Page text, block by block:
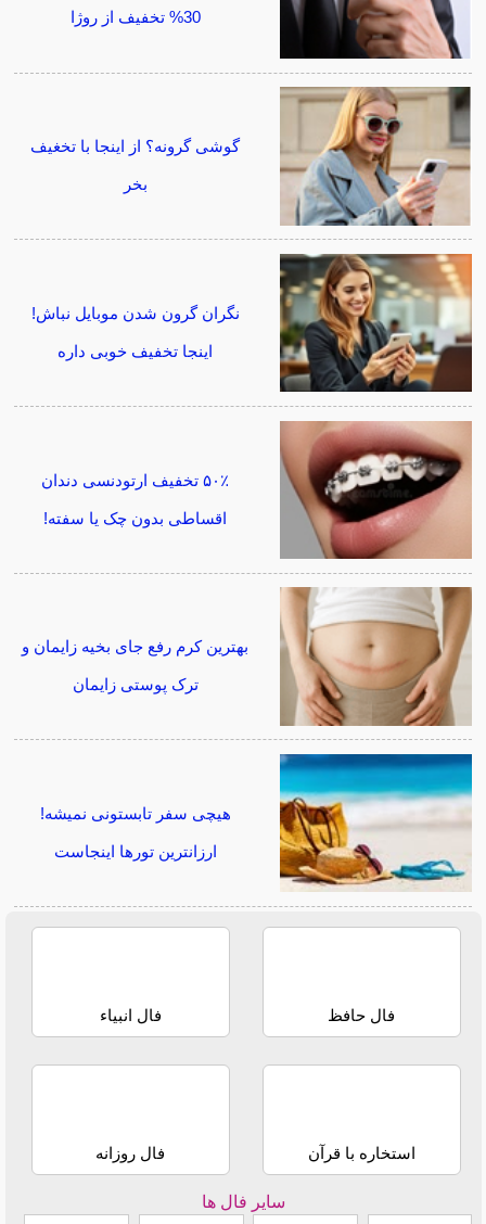
30% تخفیف از روژا
گوشی گرونه؟ از اینجا با تخغیف
بخر
نگران گرون شدن موبایل نباش!
اینجا تخفیف خوبی داره
۵۰٪ تخفیف ارتودنسی دندان
اقساطی بدون چک یا سفته!
بهترین کرم رفع جای بخیه زایمان و
ترک پوستی زایمان
هیچی سفر تابستونی نمیشه!
ارزانترین تورها اینجاست
فال حافظ فال انبیاء
استخاره با قرآن فال روزانه
سایر فال ها